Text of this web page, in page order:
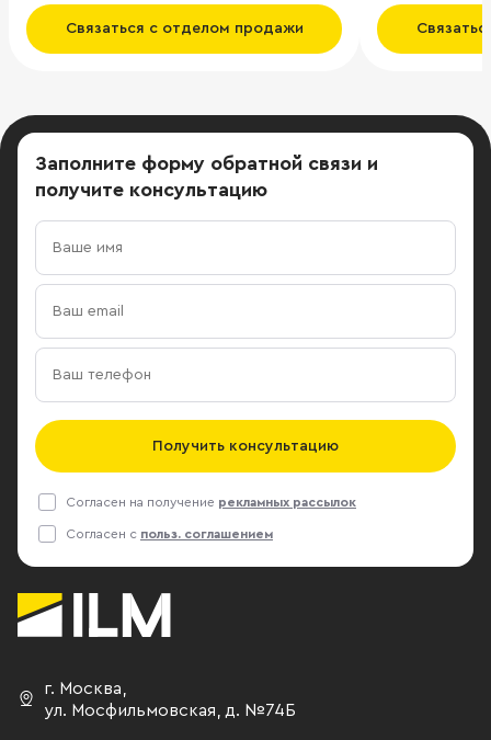
Связаться с отделом продажи
Заполните форму обратной связи и
получите консультацию
Получить консультацию
Согласен на получение рекламных рассылок
Согласен с польз. соглашением
г. Москва,
ул. Мосфильмовская, д. №74Б